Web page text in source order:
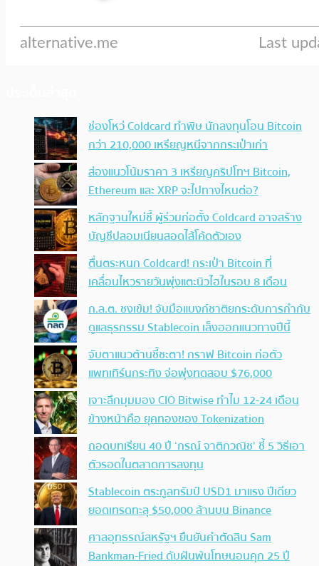
ช่องโหว่ Coldcard ทำพิษ นักลงทุนโอน Bitcoin
กว่า 210,000 เหรียญหนีจากกระเป๋าเก่า
ส่องแนวโน้มราคา 3 เหรียญคริปโทฯ Bitcoin,
Ethereum และ XRP จะไปทางไหนต่อ?
หลักฐานใหม่ชี้ ผู้ร่วมก่อตั้ง Coldcard อาจสร้าง
บัญชีปลอมเนียนสอดไส้โค้ดตัวเอง
ตื่นตระหนก Coldcard! กระเป๋า Bitcoin ที่
เคลื่อนไหวรายวันพุ่งแตะนิวไฮในรอบ 8 เดือน
ก.ล.ต. ชงเข้ม! จับมือแบงก์ชาติยกระดับการกำกับ
ดูแลธุรกรรม Stablecoin เล็งออกแนวทางปีนี้
จับตาแนวต้านชี้ชะตา! กราฟ Bitcoin ก่อตัว
แพทเทิร์นกระทิง จ่อพุ่งทดสอบ $76,000
เจาะลึกมุมมอง CIO Bitwise ทำไม 12-24 เดือน
ข้างหน้าคือ ยุคทองของ Tokenization
ถอดบทเรียน 40 ปี ‘กรณ์ จาติกวณิช’ ชี้ 5 วิธีเอา
ตัวรอดในตลาดการลงทุน
Stablecoin ตระกูลทรัมป์ USD1 มาแรง ปีเดียว
ยอดเทรดทะลุ $50,000 ล้านบน Binance
ศาลอุทธรณ์สหรัฐฯ ยืนยันคำตัดสิน Sam
Bankman-Fried ดับฝันพ้นโทษนอนคุก 25 ปี